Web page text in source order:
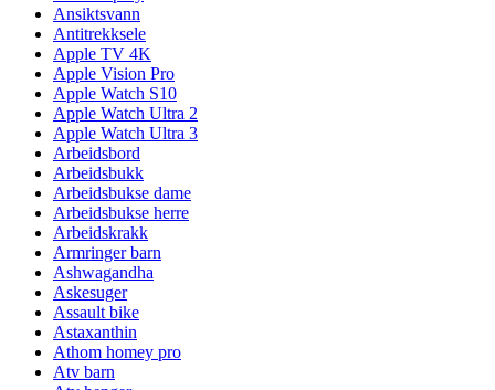
Ansiktsvann
Antitrekksele
Apple TV 4K
Apple Vision Pro
Apple Watch S10
Apple Watch Ultra 2
Apple Watch Ultra 3
Arbeidsbord
Arbeidsbukk
Arbeidsbukse dame
Arbeidsbukse herre
Arbeidskrakk
Armringer barn
Ashwagandha
Askesuger
Assault bike
Astaxanthin
Athom homey pro
Atv barn